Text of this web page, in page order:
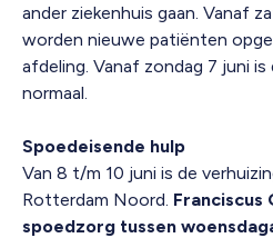
ander ziekenhuis gaan. Vanaf
worden nieuwe patiënten
afdeling. Vanaf zondag 7 juni
normaal.
Spoedeisende hulp
Van 8 t/m 10 juni is de
Rotterdam Noord. Franciscus
spoedzorg tussen